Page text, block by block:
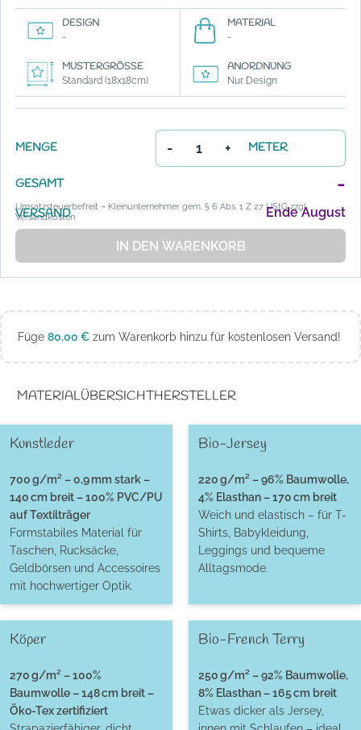
DESIGN
-
MATERIAL
-
MUSTERGRÖSSE
Standard (18x18cm)
ANORDNUNG
Nur Design
MENGE - + METER
GESAMT -
Umsatzsteuerbefreit – Kleinunternehmer gem. § 6 Abs. 1 Z 27 UStG zzgl.
Versandkosten
VERSAND Ende August
IN DEN WARENKORB
Füge 80,00 € zum Warenkorb hinzu für kostenlosen Versand!
MATERIALÜBERSICHTHERSTELLER
Kunstleder
700 g/m² – 0,9 mm stark –
140 cm breit – 100% PVC/PU
auf Textilträger
Formstabiles Material für
Taschen, Rucksäcke,
Geldbörsen und Accessoires
mit hochwertiger Optik.
Bio-Jersey
220 g/m² – 96% Baumwolle,
4% Elasthan – 170 cm breit
Weich und elastisch – für T-
Shirts, Babykleidung,
Leggings und bequeme
Alltagsmode.
Köper
270 g/m² – 100%
Baumwolle – 148 cm breit –
Öko-Tex zertifiziert
Bio-French Terry
250 g/m² – 92% Baumwolle,
8% Elasthan – 165 cm breit
Etwas dicker als Jersey,